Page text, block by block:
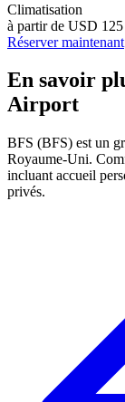
Climatisation
à partir de USD 125
Réserver maintenant
En savoir
Airport
BFS (BFS) est un
Royaume-Uni.
incluant accueil
privés.